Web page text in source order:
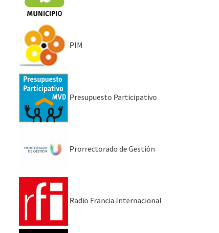
PIM
Presupuesto Participativo
Prorrectorado de Gestión
Radio Francia Internacional